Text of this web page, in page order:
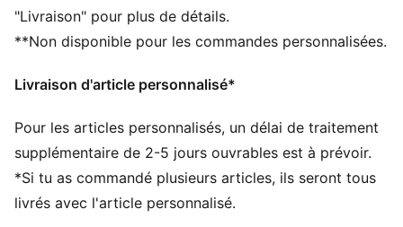
pied et stabilité latérale ciblée pour les mouvements
multidirectionnels
de matériaux recyclés
Largeur : Régulière
Bout : Arrondi
Fermeture : Fermeture à lacets
Grâce à la technologie OrthoLite® X35 Hybrid™, la
semelle intérieure offre un rebond et un amorti
"Livraison" pour plus de détails.
**Non disponible pour les commandes personnalisées.
Livraison d'article personnalisé*
Pour les articles personnalisés, un délai de traitement
supplémentaire de 2-5 jours ouvrables est à prévoir.
*Si tu as commandé plusieurs articles, ils seront tous
livrés avec l'article personnalisé.